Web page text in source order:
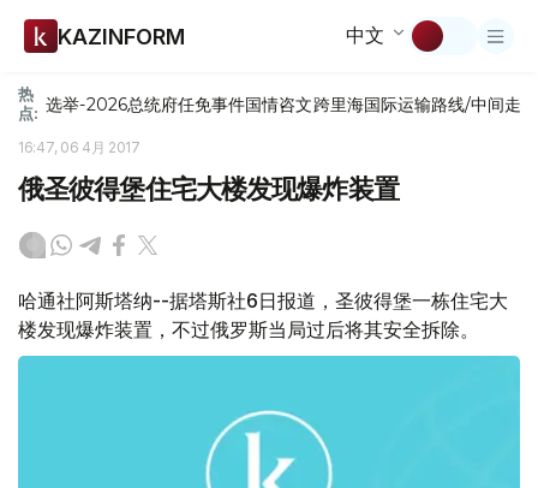
KAZINFORM 中文
热
点: 选举-2026总统府任免事件国情咨文跨里海国际运输路线/中间走廊
16:47, 06 4月 2017
俄圣彼得堡住宅大楼发现爆炸装置
哈通社阿斯塔纳--据塔斯社6日报道，圣彼得堡一栋住宅大
楼发现爆炸装置，不过俄罗斯当局过后将其安全拆除。